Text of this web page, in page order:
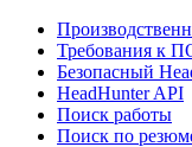
Требования к
Безопасный
HeadHunter API
Поиск работы
Поиск по